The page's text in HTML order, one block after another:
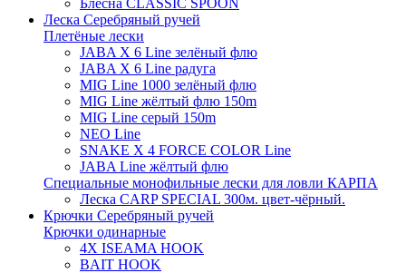
Блесна CLASSIC SPOON
Леска Серебряный ручей
Плетёные лески
JABA X 6 Line зелёный флю
JABA X 6 Line радуга
MIG Line 1000 зелёный флю
MIG Line жёлтый флю 150m
MIG Line серый 150m
NEO Line
SNAKE X 4 FORCE COLOR Line
JABA Line жёлтый флю
Специальные монофильные лески для ловли КАРПА
Леска CARP SPECIAL 300м. цвет-чёрный.
Крючки Серебряный ручей
Крючки одинарные
4X ISEAMA HOOK
BAIT HOOK